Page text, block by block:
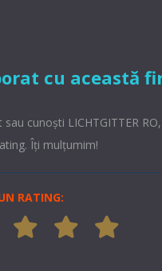
cu această
sau cunoşti LICHTGITTER
Îți mulțumim!
RATING: